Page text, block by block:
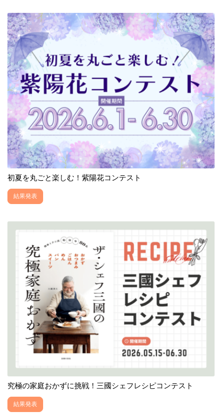
初夏を丸ごと楽しむ！紫陽花コンテスト
結果発表
究極の家庭おかずに挑戦！三國シェフレシピコンテスト
結果発表